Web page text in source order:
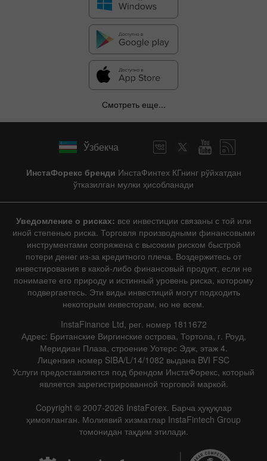
Смотреть еще...
Ўзбекча
ИнстаФорекс бренди ИнстаФинтех КГнинг рўйхатдан
ўтказилган мулки ҳисобланади
Уведомление о рисках: все инвестиции связаны с той или
иной степенью риска. Торговля производными финансовыми
инструментами сопряжена с высоким риском быстрой
потери денег из-за кредитного плеча. Воздержитесь от
инвестирования в какой-либо финансовый продукт, если не
понимаете его природу и истинный уровень риска, которому
подвергаетесь. Эти виды инвестиций могут подходить
некоторым инвесторам, но не всем.
InstaFinance Ltd, рег. номер 1811672
Адрес: Британские Виргинские острова, Тортола, г. Роуд,
Меридиан Плаза, строение Уотерс Эдж, этаж 4.
Лицензия номер SIBA/L/14/1082 выдана BVI FSC
Услуги предоставляются под брендом ИнстаФорекс, который
является зарегистрированной торговой маркой.
Copyright © 2007-2026 InstaForex. Барча ҳуқуқлар
ҳимояланган. Молиявий хизматлар InstaFintech Group
томонидан тақдим этилади.